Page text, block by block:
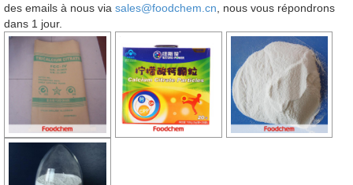
des emails à nous via sales@foodchem.cn , nous vous répondrons
dans 1 jour.